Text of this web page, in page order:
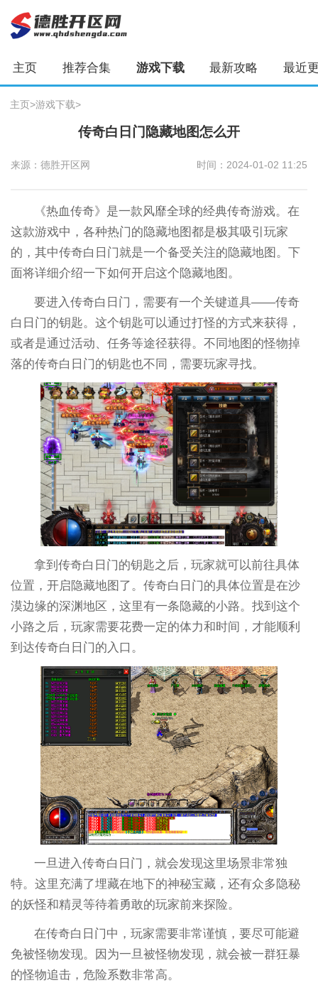
主页 推荐合集 游戏下载 最新攻略 最近
主页>游戏下载>
传奇白日门隐藏地图怎么开
来源：德胜开区网 时间：2024-01-02 11:25
《热血传奇》是一款风靡全球的经典传奇游戏。在
这款游戏中，各种热门的隐藏地图都是极其吸引玩家
的，其中传奇白日门就是一个备受关注的隐藏地图。下
面将详细介绍一下如何开启这个隐藏地图。
要进入传奇白日门，需要有一个关键道具——传奇
白日门的钥匙。这个钥匙可以通过打怪的方式来获得，
或者是通过活动、任务等途径获得。不同地图的怪物掉
落的传奇白日门的钥匙也不同，需要玩家寻找。
拿到传奇白日门的钥匙之后，玩家就可以前往具体
位置，开启隐藏地图了。传奇白日门的具体位置是在沙
漠边缘的深渊地区，这里有一条隐藏的小路。找到这个
小路之后，玩家需要花费一定的体力和时间，才能顺利
到达传奇白日门的入口。
一旦进入传奇白日门，就会发现这里场景非常独
特。这里充满了埋藏在地下的神秘宝藏，还有众多隐秘
的妖怪和精灵等待着勇敢的玩家前来探险。
在传奇白日门中，玩家需要非常谨慎，要尽可能避
免被怪物发现。因为一旦被怪物发现，就会被一群狂暴
的怪物追击，危险系数非常高。